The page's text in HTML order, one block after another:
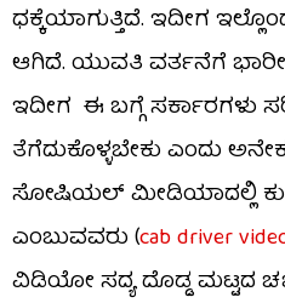
ಧಕ್ಕೆಯಾಗುತ್ತಿದೆ. ಇದೀಗ
ಆಗಿದೆ. ಯುವತಿ ವರ್ತನೆಗೆ ಭಾರೀ
ಇದೀಗ ಈ ಬಗ್ಗೆ ಸರ್ಕಾರಗಳು
ತೆಗೆದುಕೊಳ್ಳಬೇಕು ಎಂದು
ಸೋಷಿಯಲ್ ಮೀಡಿಯಾದಲ್ಲಿ
ಎಂಬುವವರು (cab driver
ವಿಡಿಯೋ ಸದ್ಯ ದೊಡ್ಡ ಮಟ್ಟದ